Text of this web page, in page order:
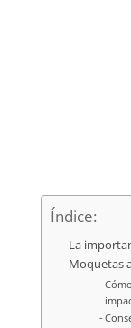
Índice:
La
Moquetas